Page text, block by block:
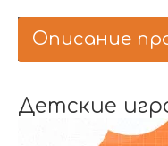
Описание
Детские